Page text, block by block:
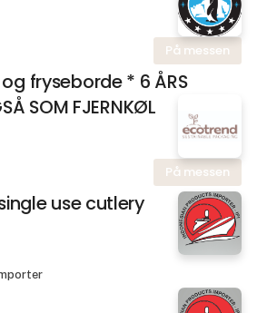
På messen
og fryseborde * 6 ÅRS
SOM FJERNKØL
På messen
use cutlery